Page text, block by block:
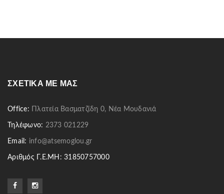
ΣΧΕΤΙΚΆ ΜΕ ΜΑΣ
Office: Πλατεία Βασματζίδη 0, Νέα Μουδανιά
Τηλέφωνο: 2373 021229
Email: info@atsemoglou.gr
Αριθμός Γ.Ε.ΜΗ: 31850757000